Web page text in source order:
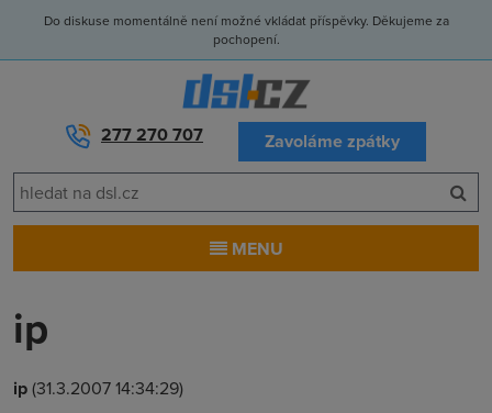
Do diskuse momentálně není možné vkládat příspěvky. Děkujeme za
pochopení.
277 270 707 Zavoláme zpátky
MENU
ip
ip(31.3.2007 14:34:29)